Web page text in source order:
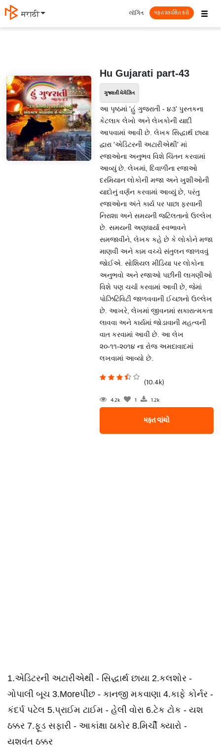
मराठी ☰
લૉગિન મફત પ્રકાશિત કરો
Hu Gujarati part-43
ગુજરાતી મેગેઝિન
આ પૃષ્ઠમાં 'હું ગુજરાતી - ૪૩' પુસ્તકના
કેટલાક લેખો અને લેખકોની યાદી
આપવામાં આવી છે. લેખક સિદ્ધાર્થ છાયા
દ્વારા 'એડિટરની અટારીએથી' માં
રજાઓના અનુભવ વિશે ચિંતન કરવામાં
આવ્યું છે. લેખમાં, દિવાળીના રજાઓ
દરમિયાન લોકોની મજા અને ખુશીઓની
યાદોનું વર્ણન કરવામાં આવ્યું છે, પરંતુ
રજાઓના અંતે કાર્ય પર પાછા ફરવાની
નિરાશા અને સમયની જટિલતાનો ઉલ્લેખ
છે. સમયની અણધાર્યા સ્વભાવને
સમજાવીને, લેખક કહે છે કે લોકોને મજા
માણવી અને કામ વચ્ચે સંતુલન જાળવવું
જોઈએ. સોશિયલ મીડિયા પર લોકોના
અનુભવો અને રજાઓ પછીની લાગણીઓ
વિશે પણ ચર્ચા કરવામાં આવી છે, જેમાં
પોઝિટિવિટી જાળવવાની ઈચ્છાનો ઉલ્લેખ
છે. આખરે, લેખમાં જીવનમાં સકારાત્મકતા
લાવવા અને કાર્યમાં જોડાવાની મહત્વની
વાત કરવામાં આવી છે. આ લેખ
૨૦-૧૧-૨૦૧૪ ના રોજ અમદાવાદમાં
લખવામાં આવ્યો છે.
(10.4k)
4.2k 1 1.2k
મફત વાંચો
1.એડિટરની અટારીએથી - સિદ્ધાર્થ છાયા 2.કલશોર -
ગોપાલી બૂચ 3.Moreપીંછ - કાનજી મકવાણા 4.કાફે કોર્નર -
કંદર્પ પટેલ 5.પ્રાઈમ ટાઈમ - હેલી વોરા 6.ટેક ટોક - યશ
ઠક્કર 7.ફૂડ સફારી - આકાંક્ષા ઠાકોર 8.મિર્ચી ક્યારો -
યશવંત ઠક્કર